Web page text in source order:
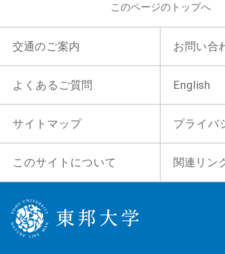
このページのトップへ
交通のご案内 お問い合
よくあるご質問 English
サイトマップ プライバ
このサイトについて 関連リン